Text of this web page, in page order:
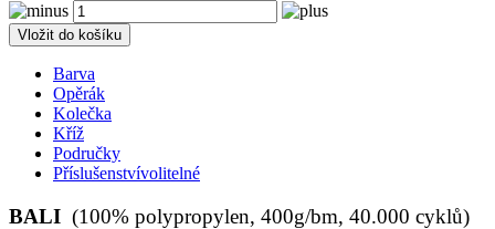
Vložit do košíku
Barva
Opěrák
Kolečka
Kříž
Područky
Příslušenstvívolitelné
BALI (100% polypropylen, 400g/bm, 40.000 cyklů)